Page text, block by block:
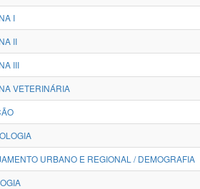
I
II
III
VETERINÁRIA
URBANO E REGIONAL / DEMOGRAFIA